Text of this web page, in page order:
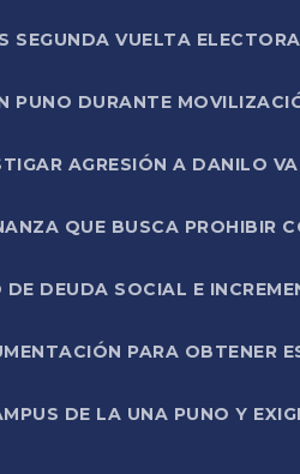
VUELTA
PUNO DURANTE
AGRESIÓN A DANILO
QUE BUSCA PROHIBIR
DEUDA SOCIAL E
PARA OBTENER
DE LA UNA PUNO Y